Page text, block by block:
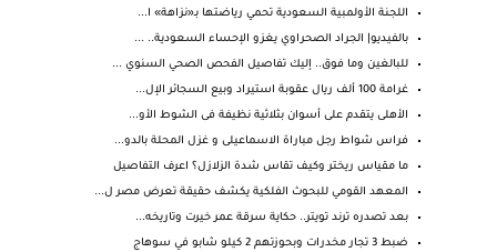
اللجنة الأولمبية السعودية تحمي رياضتها بـ«نزاهة» ا...
بالفيديو| الجراد الصحراوي يغزو الإحساء السعودية.. ...
للبالغين وما فوق.. إليك تفاصيل الفحص الصحي السنوي ...
غرامة 100 ألف ريال عقوبة استيراد وبيع السجائر الإل...
الأهلى يتقدم على أسوان بثلاثية نظيفة فى الشوط الأو...
فراس شواط رجل مباراة الاسماعيلى و غزل المحلة بالدو...
ما مقياس ريختر وكيف تقاس شدة الزلازل؟ اعرف التفاصيل
المعهد القومي للبحوث الفلكية يكشف حقيقة تعرض مصر ل...
بعد تصدره ترند تويتر.. حكاية سرقة عمر خيرت وتاريخه...
ضبط 3 تجار مخدرات وبحوزتهم 2 كيلو شابو في سوهاج